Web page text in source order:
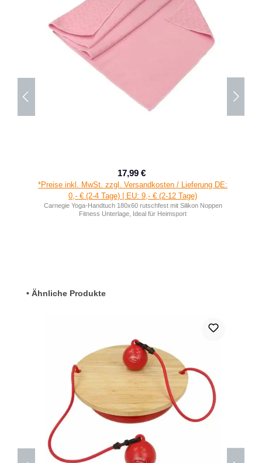
Verkaufspreis:
17,99 €
*Preise inkl. MwSt. zzgl. Versandkosten / Lieferung DE:
0,- € (2-4 Tage) | EU: 9,- € (2-12 Tage)
Carnegie Yoga-Handtuch 180x60 rutschfest mit Silikon Noppen
Fitness Unterlage, Ideal für Heimsport
Produktgalerie überspringen
• Ähnliche Produkte